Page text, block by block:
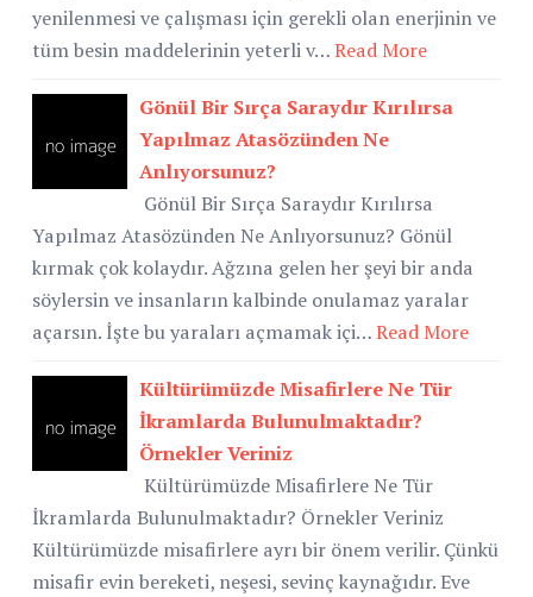
yenilenmesi ve çalışması için gerekli olan enerjinin ve
tüm besin maddelerinin yeterli v…Read More
Gönül Bir Sırça Saraydır Kırılırsa
Yapılmaz Atasözünden Ne
Anlıyorsunuz?
Gönül Bir Sırça Saraydır Kırılırsa
Yapılmaz Atasözünden Ne Anlıyorsunuz? Gönül
kırmak çok kolaydır. Ağzına gelen her şeyi bir anda
söylersin ve insanların kalbinde onulamaz yaralar
açarsın. İşte bu yaraları açmamak içi…Read More
Kültürümüzde Misafirlere Ne Tür
İkramlarda Bulunulmaktadır?
Örnekler Veriniz
Kültürümüzde Misafirlere Ne Tür
İkramlarda Bulunulmaktadır? Örnekler Veriniz
Kültürümüzde misafirlere ayrı bir önem verilir. Çünkü
misafir evin bereketi, neşesi, sevinç kaynağıdır. Eve